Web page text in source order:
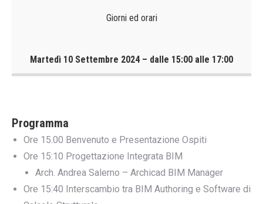
Giorni ed orari
Martedì 10 Settembre 2024 – dalle 15:00 alle 17:00
Programma
Ore 15.00 Benvenuto e Presentazione Ospiti
Ore 15:10 Progettazione Integrata BIM
Arch. Andrea Salerno – Archicad BIM Manager
Ore 15:40 Interscambio tra BIM Authoring e Software di